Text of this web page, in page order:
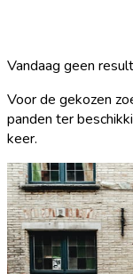
Vandaag geen
Voor de gekozen
panden ter
keer.